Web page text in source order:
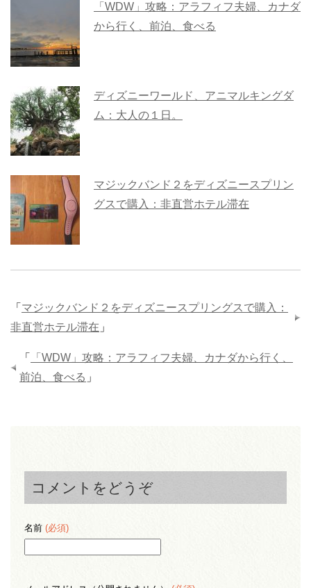
「WDW」攻略：アラフィフ夫婦、カナダ
から行く、前泊、食べる
ディズニーワールド、アニマルキングダ
ム：大人の１日。
マジックバンド２をディズニースプリン
グスで購入：非直営ホテル滞在
「 マジックバンド２をディズニースプリングスで購入：
非直営ホテル滞在 」
「
「WDW」攻略：アラフィフ夫婦、カナダから行く、
前泊、食べる 」
コメントをどうぞ
名前 (必須)